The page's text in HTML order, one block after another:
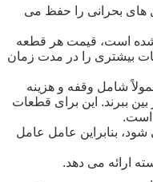
های بحرانی را حفظ می
شده است، قیمت هر قطعه
بیشتری را در مدت زمان
شامل وقفه و هزینه
ببرند. این برای قطعات
است.
شود، بنابراین عامل عامل
ارائه می دهد.